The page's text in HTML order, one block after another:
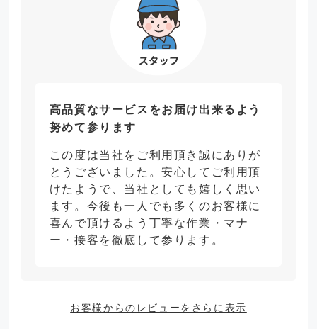
高品質なサービスをお届け出来るよう
努めて参ります
この度は当社をご利用頂き誠にありが
とうございました。安心してご利用頂
けたようで、当社としても嬉しく思い
ます。今後も一人でも多くのお客様に
喜んで頂けるよう丁寧な作業・マナ
ー・接客を徹底して参ります。
お客様からのレビューをさらに表示